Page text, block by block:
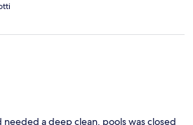
qu'il y avait nos affaires personnel
la poêle qui nous été
Lit propre de bon matelas et
impeccable
needed a deep clean, pools was closed